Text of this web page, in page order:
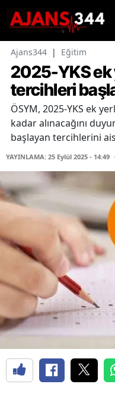
Ajans344 | Eğitim
2025-YKS
tercihleri
ÖSYM, 2025-YKS ek
kadar alınacağını
başlayan tercihlerini
YAYINLAMA: 25 Eylül 2025 - 14:49